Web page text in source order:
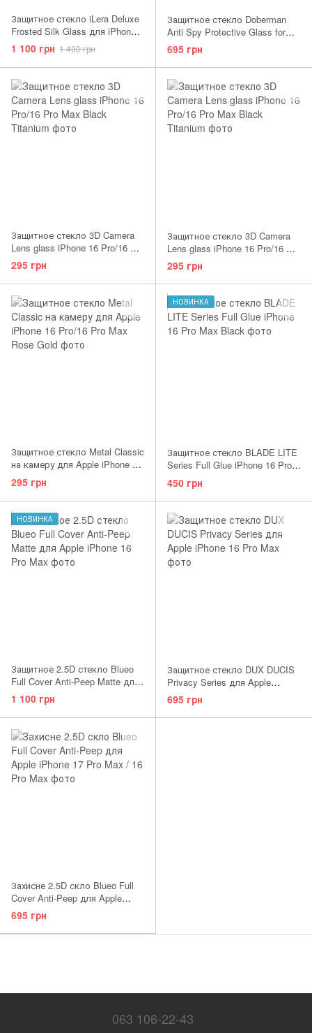
Защитное стекло iLera Deluxe
Frosted Silk Glass для iPhone
16 Pro Max
1 100 грн 1 400 грн
Защитное стекло Doberman
Anti Spy Protective Glass for
iPhone 16 Pro Max Black
695 грн
Защитное стекло 3D Camera
Lens glass iPhone 16 Pro/16 Pro
Max Desert Titanium
295 грн
Защитное стекло 3D Camera
Lens glass iPhone 16 Pro/16 Pro
Max White Titanium
295 грн
Защитное стекло Metal Classic
на камеру для Apple iPhone 16
Pro/16 Pro Max Rose Gold
295 грн
НОВИНКА
Защитное стекло BLADE LITE
Series Full Glue iPhone 16 Pro
Max Black
450 грн
НОВИНКА
Защитное 2.5D стекло Blueo
Full Cover Anti-Peep Matte для
Apple iPhone 16 Pro Max
1 100 грн
Защитное стекло DUX DUCIS
Privacy Series для Apple
iPhone 16 Pro Max
695 грн
Захисне 2.5D скло Blueo Full
Cover Anti-Peep для Apple
iPhone 17 Pro Max / 16 Pro Max
695 грн
063 106-22-43